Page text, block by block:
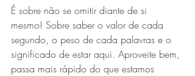
É sobre não se omitir diante de si
mesmo! Sobre saber o valor de cada
segundo, o peso de cada palavras e o
significado de estar aqui. Aproveite bem,
passa mais rápido do que estamos